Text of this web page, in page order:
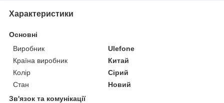
Характеристики
Основні
Виробник
Ulefone
Країна виробник
Китай
Колір
Сірий
Стан
Новий
Зв'язок та комунікації